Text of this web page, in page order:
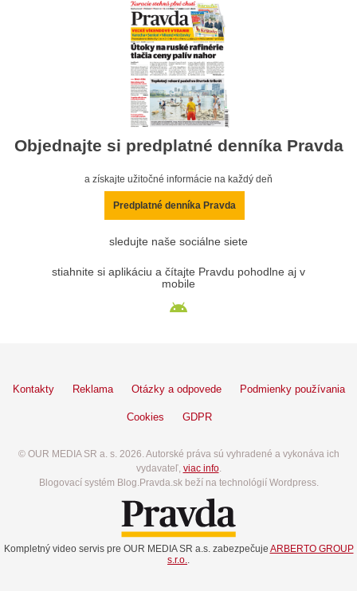
Objednajte si predplatné denníka Pravda
a získajte užitočné informácie na každý deň
Predplatné denníka Pravda
sledujte naše sociálne siete
stiahnite si aplikáciu a čítajte Pravdu pohodlne aj v
mobile
Kontakty Reklama Otázky a odpovede Podmienky používania
Cookies GDPR
© OUR MEDIA SR a. s. 2026. Autorské práva sú vyhradené a vykonáva ich
vydavateľ, viac info.
Blogovací systém Blog.Pravda.sk beží na technológií Wordpress.
Kompletný video servis pre OUR MEDIA SR a.s. zabezpečuje ARBERTO GROUP
s.r.o.